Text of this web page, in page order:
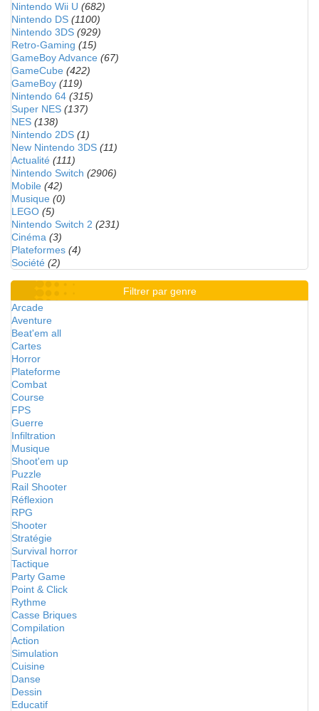
Nintendo Wii U (682)
Nintendo DS (1100)
Nintendo 3DS (929)
Retro-Gaming (15)
GameBoy Advance (67)
GameCube (422)
GameBoy (119)
Nintendo 64 (315)
Super NES (137)
NES (138)
Nintendo 2DS (1)
New Nintendo 3DS (11)
Actualité (111)
Nintendo Switch (2906)
Mobile (42)
Musique (0)
LEGO (5)
Nintendo Switch 2 (231)
Cinéma (3)
Plateformes (4)
Société (2)
Filtrer par genre
Arcade
Aventure
Beat'em all
Cartes
Horror
Plateforme
Combat
Course
FPS
Guerre
Infiltration
Musique
Shoot'em up
Puzzle
Rail Shooter
Réflexion
RPG
Shooter
Stratégie
Survival horror
Tactique
Party Game
Point & Click
Rythme
Casse Briques
Compilation
Action
Simulation
Cuisine
Danse
Dessin
Educatif